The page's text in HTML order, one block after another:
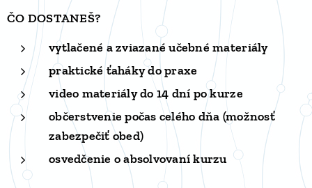
ČO DOSTANEŠ?
vytlačené a zviazané učebné materiály
praktické ťaháky do praxe
video materiály do 14 dní po kurze
občerstvenie počas celého dňa (možnosť
zabezpečiť obed)
osvedčenie o absolvovaní kurzu